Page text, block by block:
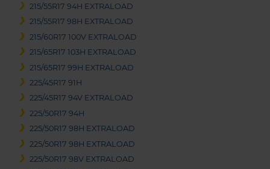
215/55R17 94H EXTRALOAD
215/55R17 98H EXTRALOAD
215/60R17 100V EXTRALOAD
215/65R17 103H EXTRALOAD
215/65R17 99H EXTRALOAD
225/45R17 91H
225/45R17 94V EXTRALOAD
225/50R17 94H
225/50R17 98H EXTRALOAD
225/50R17 98H EXTRALOAD
225/50R17 98V EXTRALOAD